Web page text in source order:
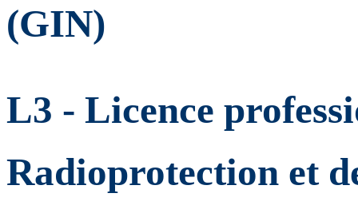
(GIN)
L3 - Licence
Radioprotection et